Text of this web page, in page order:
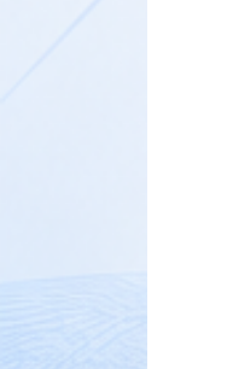
Pemkab Way Kanan
Agenda Strategis